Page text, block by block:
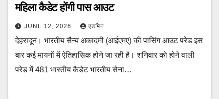
महिला कैडेट होंगी पास आउट
JUNE 12, 2026 एडमिन
देहरादून। भारतीय सैन्य अकादमी (आईएमए) की पासिंग आउट परेड इस
बार कई मायनों में ऐतिहासिक होने जा रही है। शनिवार को होने वाली
परेड में 481 भारतीय कैडेट भारतीय सेना…